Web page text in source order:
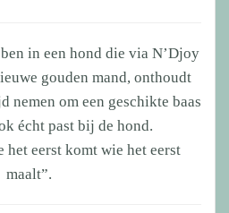
in een hond die via N’Djoy
gouden mand, onthoudt
nemen om een geschikte baas
écht past bij de hond.
het eerst komt wie het eerst
maalt”.